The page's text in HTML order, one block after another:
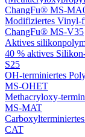
ChangFu® MS-
Modifiziertes Vinyl-
ChangFu® MS-V35
Aktives
40 % aktives
S25
OH-terminiertes
MS-OHET
Methacryloxy-
MS-MAT
CAT